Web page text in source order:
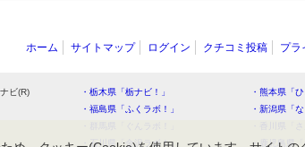
ホーム サイトマップ ログイン クチコミ投稿 プラ
ビ(R) ・栃木県「栃ナビ！」 ・熊本県「
・福島県「ふくラボ！」
・新潟県「
・石川県「金沢ラボ！」
・鹿児島県